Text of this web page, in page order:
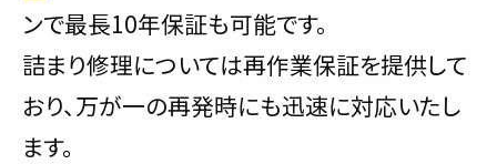
ンで最長10年保証も可能です。
詰まり修理については再作業保証を提供して
おり、万が一の再発時にも迅速に対応いたし
ます。